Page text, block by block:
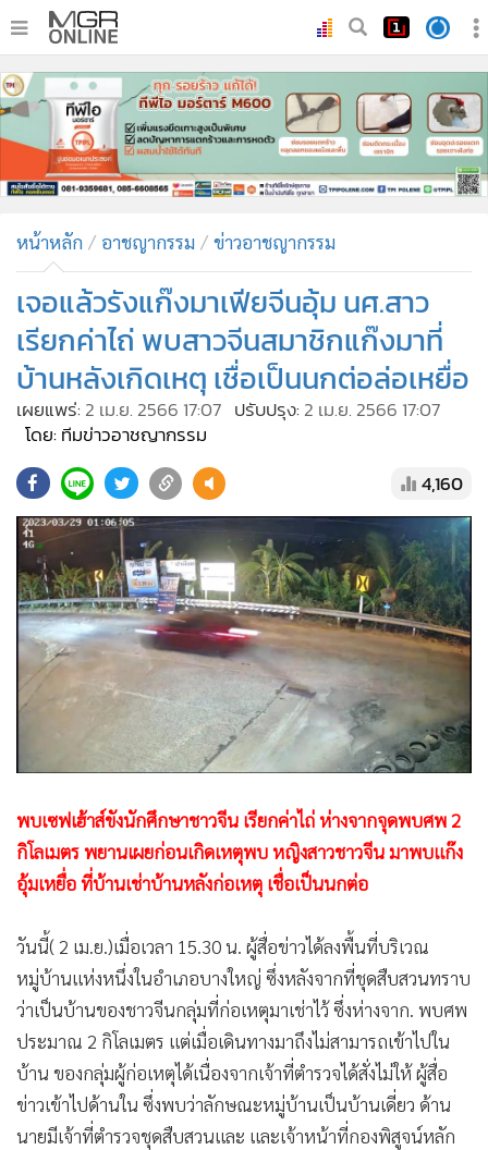
• หน้าหลัก
•
ทันเหตุการณ์
• ภาคใต้
• ภูมิภาค
• บันเทิง
ผู้จัดการรายวัน
• คอลัมนิสต์
• ละคร
• CbizReview
• Cyber BIZ
• Good health & Well-being
• Green Innovation & SD
Management & HR
• MGR Live
• Infographic
•
การเมือง
ท่องเที่ยว
ต่างประเทศ
• เศรษฐกิจ-ธุรกิจ
• จีน
• ชุมชน-คุณภาพชีวิต
อาชญากรรม
• Motoring
• เกม
วิทยาศาสตร์
•
• หุ้น
• อินโดจีน
หน้าหลัก อาชญากรรม ข่าวอาชญากรรม
เจอแล้วรังแก๊งมาเฟียจีนอุ้ม นศ.สาว
เรียกค่าไถ่ พบสาวจีนสมาชิกแก๊งมาที่
บ้านหลังเกิดเหตุ เชื่อเป็นนกต่อล่อเหยื่อ
เผยแพร่: 2 เม.ย. 2566 17:07 ปรับปรุง: 2 เม.ย. 2566 17:07
โดย: ทีมข่าวอาชญากรรม
4,160
พบเซฟเฮ้าส์ขังนักศึกษาชาวจีน เรียกค่าไถ่ ห่างจากจุดพบศพ 2
กิโลเมตร พยานเผยก่อนเกิดเหตุพบ หญิงสาวชาวจีน มาพบแก๊ง
อุ้มเหยื่อ ที่บ้านเช่าบ้านหลังก่อเหตุ เชื่อเป็นนกต่อ
วันนี้( 2 เม.ย.)เมื่อเวลา 15.30 น. ผู้สื่อข่าวได้ลงพื้นที่บริเวณ
หมู่บ้านแห่งหนึ่งในอำเภอบางใหญ่ ซึ่งหลังจากที่ชุดสืบสวนทราบ
ว่าเป็นบ้านของชาวจีนกลุ่มที่ก่อเหตุมาเช่าไว้ ซึ่งห่างจาก. พบศพ
ประมาณ 2 กิโลเมตร แต่เมื่อเดินทางมาถึงไม่สามารถเข้าไปใน
บ้าน ของกลุ่มผู้ก่อเหตุได้เนื่องจากเจ้าที่ตำรวจได้สั่งไม่ให้ ผู้สื่อ
ข่าวเข้าไปด้านใน ซึ่งพบว่าลักษณะหมู่บ้านเป็นบ้านเดี่ยว ด้าน
นายมีเจ้าที่ตำรวจชุดสืบสวนและ และเจ้าหน้าที่กองพิสูจน์หลัก